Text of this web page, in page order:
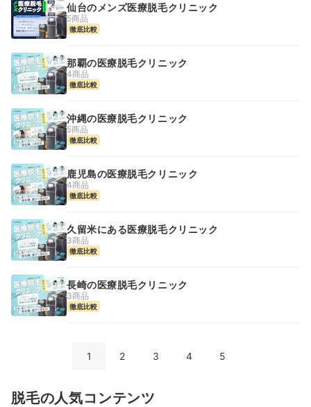
仙台のメンズ医療脱毛クリニック
5商品
徹底比較
那覇の医療脱毛クリニック
4商品
徹底比較
沖縄の医療脱毛クリニック
5商品
徹底比較
鹿児島の医療脱毛クリニック
4商品
徹底比較
久留米にある医療脱毛クリニック
3商品
徹底比較
長崎の医療脱毛クリニック
3商品
徹底比較
1 2 3 4 5
脱毛の人気コンテンツ